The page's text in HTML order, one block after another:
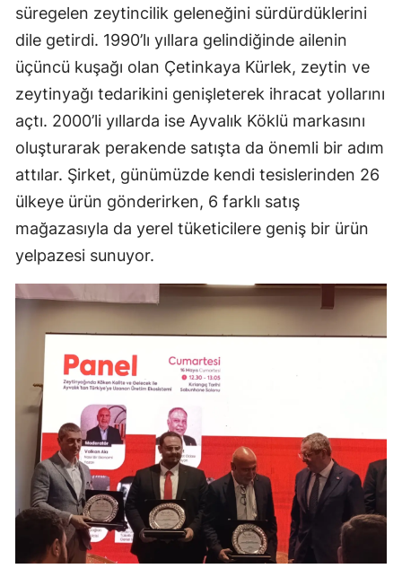
süregelen zeytincilik geleneğini sürdürdüklerini
dile getirdi. 1990’lı yıllara gelindiğinde ailenin
üçüncü kuşağı olan Çetinkaya Kürlek, zeytin ve
zeytinyağı tedarikini genişleterek ihracat yollarını
açtı. 2000’li yıllarda ise Ayvalık Köklü markasını
oluşturarak perakende satışta da önemli bir adım
attılar. Şirket, günümüzde kendi tesislerinden 26
ülkeye ürün gönderirken, 6 farklı satış
mağazasıyla da yerel tüketicilere geniş bir ürün
yelpazesi sunuyor.